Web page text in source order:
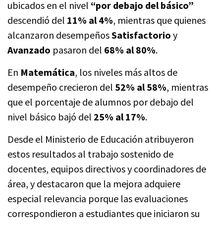
ubicados en el nivel “por debajo del básico”
descendió del 11% al 4%, mientras que quienes
alcanzaron desempeñosSatisfactorio y
Avanzado pasaron del 68% al 80%.
En Matemática, los niveles más altos de
desempeño crecieron del 52% al 58%, mientras
que el porcentaje de alumnos por debajo del
nivel básico bajó del 25% al 17%.
Desde el Ministerio de Educación atribuyeron
estos resultados al trabajo sostenido de
docentes, equipos directivos y coordinadores de
área, y destacaron que la mejora adquiere
especial relevancia porque las evaluaciones
correspondieron a estudiantes que iniciaron su